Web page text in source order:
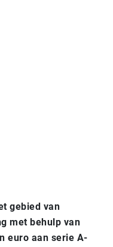
gebied van
met behulp van
euro aan serie A-